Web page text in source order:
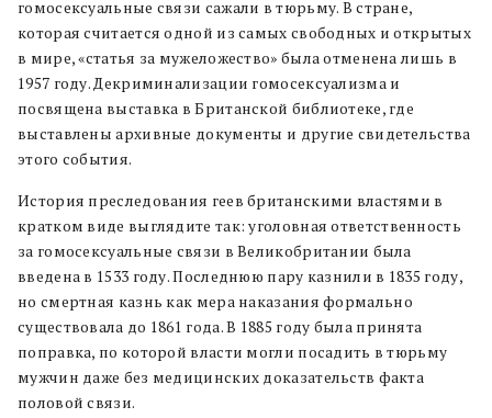
гомосексуальные связи сажали в тюрьму. В стране,
которая считается одной из самых свободных и открытых
в мире, «статья за мужеложество» была отменена лишь в
1957 году. Декриминализации гомосексуализма и
посвящена выставка в Британской библиотеке, где
выставлены архивные документы и другие свидетельства
этого события.
История преследования геев британскими властями в
кратком виде выглядите так: уголовная ответственность
за гомосексуальные связи в Великобритании была
введена в 1533 году. Последнюю пару казнили в 1835 году,
но смертная казнь как мера наказания формально
существовала до 1861 года. В 1885 году была принята
поправка, по которой власти могли посадить в тюрьму
мужчин даже без медицинских доказательств факта
половой связи.